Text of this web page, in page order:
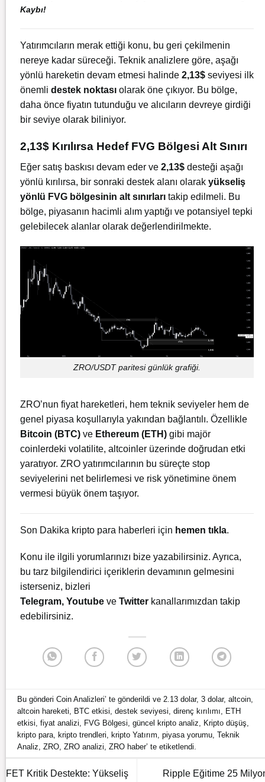
Kaybı!
Yatırımcıların merak ettiği konu, bu geri çekilmenin
nereye kadar süreceği. Teknik analizlere göre, aşağı
yönlü hareketin devam etmesi halinde 2,13$ seviyesi ilk
önemli destek noktası olarak öne çıkıyor. Bu bölge,
daha önce fiyatın tutunduğu ve alıcıların devreye girdiği
bir seviye olarak biliniyor.
2,13$ Kırılırsa Hedef FVG Bölgesi Alt Sınırı
Eğer satış baskısı devam eder ve 2,13$ desteği aşağı
yönlü kırılırsa, bir sonraki destek alanı olarak yükseliş
yönlü FVG bölgesinin alt sınırları takip edilmeli. Bu
bölge, piyasanın hacimli alım yaptığı ve potansiyel tepki
gelebilecek alanlar olarak değerlendirilmekte.
ZRO/USDT paritesi günlük grafiği.
ZRO’nun fiyat hareketleri, hem teknik seviyeler hem de
genel piyasa koşullarıyla yakından bağlantılı. Özellikle
Bitcoin (BTC) ve Ethereum (ETH) gibi majör
coinlerdeki volatilite, altcoinler üzerinde doğrudan etki
yaratıyor. ZRO yatırımcılarının bu süreçte stop
seviyelerini net belirlemesi ve risk yönetimine önem
vermesi büyük önem taşıyor.
Son Dakika kripto para haberleri için hemen tıkla.
Konu ile ilgili yorumlarınızı bize yazabilirsiniz. Ayrıca,
bu tarz bilgilendirici içeriklerin devamının gelmesini
isterseniz, bizleri
Telegram, Youtube ve Twitter kanallarımızdan takip
edebilirsiniz.
Bu gönderiCoin Analizleri’ te gönderildi ve 2.13 dolar,3 dolar,altcoin
altcoin hareketi
BTC etkisi ,destek seviyesi ,direnç kırılımı
ETH
etkisi ,fiyat analizi FVG Bölgesi ,güncel kripto analiz Kripto düşüş
kripto para ,kripto trendleri ,kripto Yatırım ,piyasa yorumu ,Teknik
Analiz ,ZRO ,ZRO analizi ,ZRO haber’ te etiketlendi.
FET Kritik Destekte: Yükseliş Ripple Eğitime 25